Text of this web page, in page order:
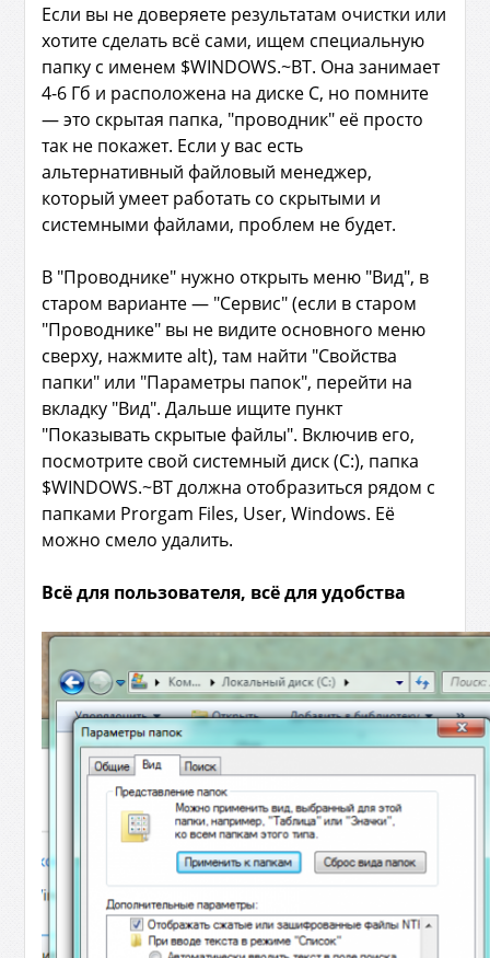
Если вы не доверяете результатам очистки или
хотите сделать всё сами, ищем специальную
папку с именем $WINDOWS.~BT. Она занимает
4-6 Гб и расположена на диске С, но помните
— это скрытая папка, "проводник" её просто
так не покажет. Если у вас есть
альтернативный файловый менеджер,
который умеет работать со скрытыми и
системными файлами, проблем не будет.
В "Проводнике" нужно открыть меню "Вид", в
старом варианте — "Сервис" (если в старом
"Проводнике" вы не видите основного меню
сверху, нажмите alt), там найти "Свойства
папки" или "Параметры папок", перейти на
вкладку "Вид". Дальше ищите пункт
"Показывать скрытые файлы". Включив его,
посмотрите свой системный диск (С:), папка
$WINDOWS.~BT должна отобразиться рядом с
папками Prorgam Files, User, Windows. Её
можно смело удалить.
Всё для пользователя, всё для удобства